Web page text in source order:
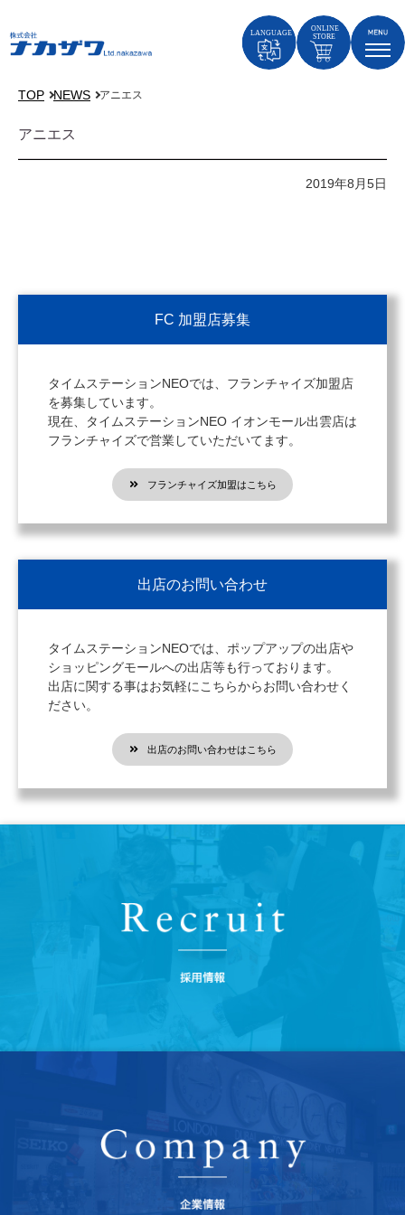
TOP NEWS アニエス
アニエス
2019年8月5日
FC 加盟店募集
タイムステーションNEOでは、フランチャイズ加盟店
を募集しています。
現在、タイムステーションNEO イオンモール出雲店は
フランチャイズで営業していただいてます。
フランチャイズ加盟はこちら
出店のお問い合わせ
タイムステーションNEOでは、ポップアップの出店や
ショッピングモールへの出店等も行っております。
出店に関する事はお気軽にこちらからお問い合わせく
ださい。
出店のお問い合わせはこちら